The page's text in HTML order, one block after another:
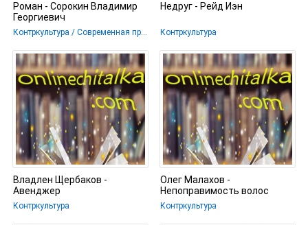
Роман - Сорокин Владимир
Георгиевич
Контркультура / Современная проза
Недруг - Рейд Иэн
Контркультура
Владлен Щербаков -
Авенджер
Контркультура
Олег Малахов -
Непоправимость волос
Контркультура